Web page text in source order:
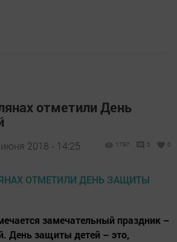
отметили День
2018 - 14:25 1797 0 0
замечательный праздник –
День защиты детей – это,